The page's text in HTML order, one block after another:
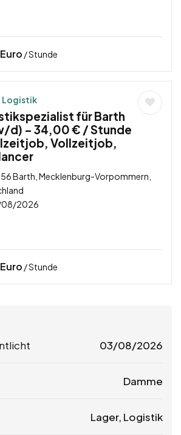
Euro / Stunde
Logistik
für Barth
d) – 34,00 € / Stunde
Vollzeitjob,
Barth, Mecklenburg-Vorpommern,
2026
Euro / Stunde
03/08/2026
Damme
Lager, Logistik